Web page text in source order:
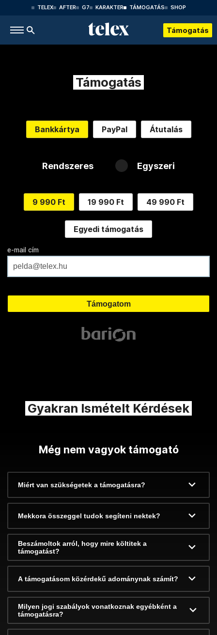
TELEX AFTER G7 KARAKTER TÁMOGATÁS SHOP
Támogatás
Támogatás
Bankkártya PayPal Átutalás
Rendszeres Egyszeri
9 990 Ft 19 990 Ft 49 990 Ft
Egyedi támogatás
e-mail cím
Gyakran Ismételt Kérdések
Még nem vagyok támogató
Miért van szükségetek a támogatásra?
Mekkora összeggel tudok segíteni nektek?
Beszámoltok arról, hogy mire költitek a
támogatást?
A támogatásom közérdekű adománynak számít?
Milyen jogi szabályok vonatkoznak egyébként a
támogatásra?